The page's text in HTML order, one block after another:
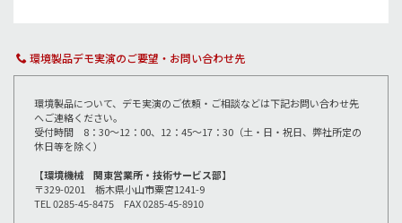
環境製品デモ実演のご要望・お問い合わせ先
環境製品について、デモ実演のご依頼・ご相談などは下記お問い合わせ先
へご連絡ください。
受付時間 8：30～12：00、12：45～17：30（土・日・祝日、弊社所定の
休日等を除く）
【環境機械 関東営業所・技術サービス部】
〒329-0201 栃木県小山市粟宮1241-9
TEL 0285-45-8475 FAX 0285-45-8910